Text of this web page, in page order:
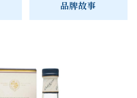
品牌故事